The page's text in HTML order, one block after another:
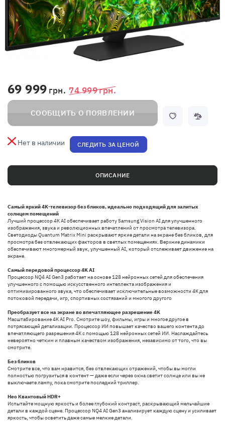
74 999грн.
69 999 грн.
СООБЩИТЬ О ПОЯВЛЕНИИ
Нет в наличии СЛЕДИТЬ ЗА ЦЕНОЙ
ОПИСАНИЕ
Самый яркий 4K-телевизор без бликов, идеально подходящий для залитых
солнцем помещений
Лучший процессор 4K AI обеспечивает работу Samsung Vision AI для улучшенного
изображения, звука и революционных впечатлений от просмотра телевизора.
Светодиоды Quantum Matrix Mini раскрывают яркие детали на экране без бликов, для
просмотра без отвлекающих факторов в светлых помещениях. Верхние динамики
обеспечивают многомерный звук, улучшенный AI, который отслеживает движение на
экране.
Самый передовой процессор 4K AI
Процессор NQ4 AI Gen3 работает на основе 128 нейронных сетей для обеспечения
улучшенного с помощью искусственного интеллекта изображения и
оптимизированного звука, что обеспечивает исключительные возможности 4K для
потоковой передачи, игр, спортивных состязаний и многого другого
Преобразует все на экране во впечатляющее разрешение 4K
Масштабирование 4K AI Pro. Смотрите шоу, фильмы, игры и многое другое в
потрясающей детализации. Процессор ИИ повышает качество вашего контента до
впечатляющего разрешения 4K с помощью 128 нейронных сетей ИИ. Наслаждайтесь
невероятно четким и плавным качеством изображения, независимо от того, что вы
смотрите.
Без бликов
Смотрите все, что вам нравится, без отвлекающих отражений, чтобы вы могли
полностью погрузиться в контент — даже если через окна светит солнце или вы не
выключаете лампу, пока смотрите последний триллер.
Нео Квантовый HDR+
Испытайте мощную яркость и более глубокий контраст, раскрывающий мельчайшие
детали в каждой сцене. Процессор NQ4 AI Gen3 анализирует каждую сцену и усиливает
яркость, чтобы осветить даже самые мелкие детали.